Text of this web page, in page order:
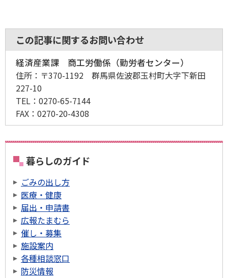
この記事に関するお問い合わせ
経済産業課 商工労働係（勤労者センター）
住所： 〒370-1192 群馬県佐波郡玉村町大字下新田
227-10
TEL： 0270-65-7144
FAX： 0270-20-4308
暮らしのガイド
ごみの出し方
医療・健康
届出・申請書
広報たまむら
催し・募集
施設案内
各種相談窓口
防災情報